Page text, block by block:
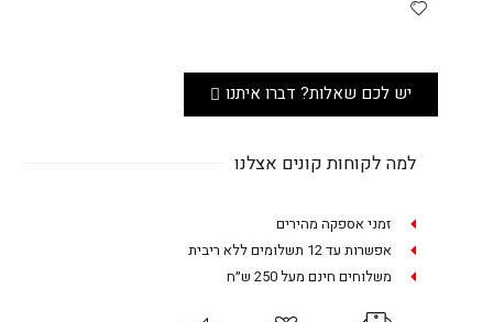
יש לכם שאלות? דברו איתנו
למה לקוחות קונים אצלנו
זמני אספקה מהירים
אפשרות עד 12 תשלומים ללא ריבית
משלוחים חינם מעל 250 ש״ח